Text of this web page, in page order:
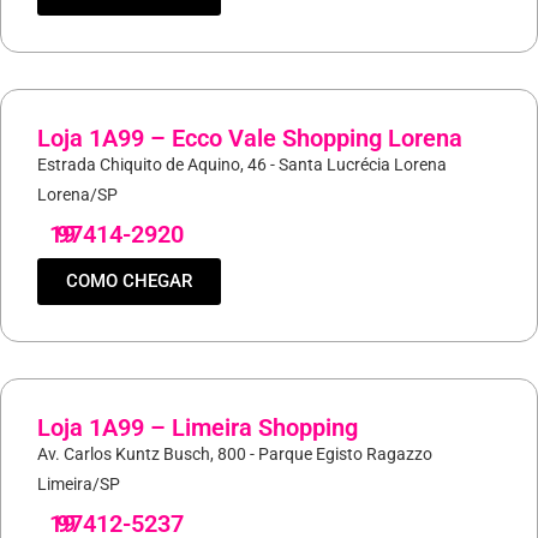
Loja 1A99 – Ecco Vale Shopping Lorena
Estrada Chiquito de Aquino, 46 - Santa Lucrécia Lorena
Lorena/SP
19
97414-2920
COMO CHEGAR
Loja 1A99 – Limeira Shopping
Av. Carlos Kuntz Busch, 800 - Parque Egisto Ragazzo
Limeira/SP
19
97412-5237